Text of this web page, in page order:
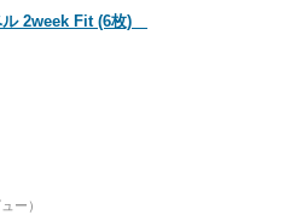
ル 2week Fit (6枚)
ー）